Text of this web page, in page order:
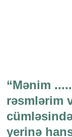
“Mənim
rəsmlərim
yerinə